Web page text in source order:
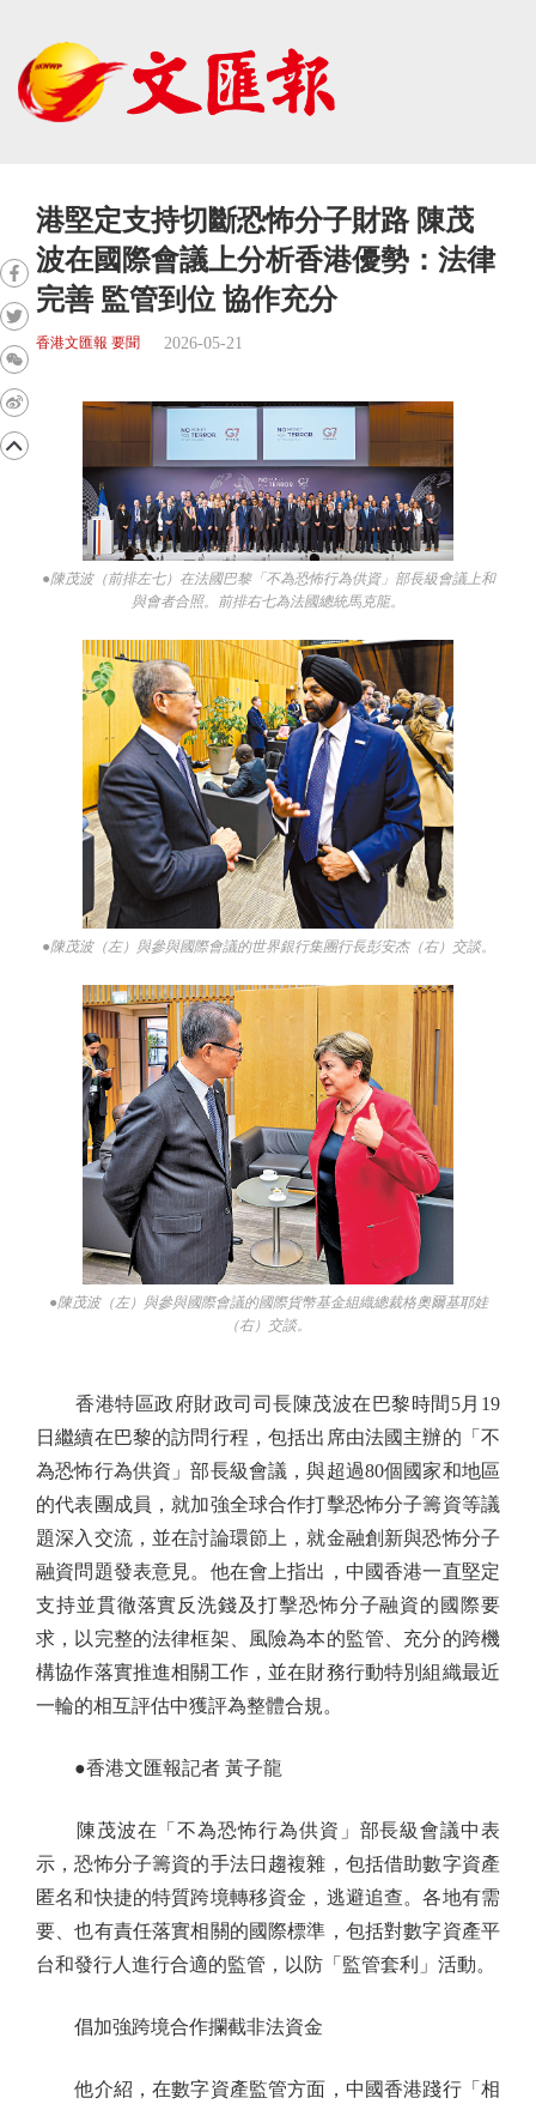
港堅定支持切斷恐怖分子財路 陳茂
波在國際會議上分析香港優勢：法律
完善 監管到位 協作充分
香港文匯報 要聞 2026-05-21
●陳茂波（前排左七）在法國巴黎「不為恐怖行為供資」部長級會議上和
與會者合照。前排右七為法國總統馬克龍。
●陳茂波（左）與參與國際會議的世界銀行集團行長彭安杰（右）交談。
●陳茂波（左）與參與國際會議的國際貨幣基金組織總裁格奧爾基耶娃
（右）交談。
香港特區政府財政司司長陳茂波在巴黎時間5月19
日繼續在巴黎的訪問行程，包括出席由法國主辦的「不
為恐怖行為供資」部長級會議，與超過80個國家和地區
的代表團成員，就加強全球合作打擊恐怖分子籌資等議
題深入交流，並在討論環節上，就金融創新與恐怖分子
融資問題發表意見。他在會上指出，中國香港一直堅定
支持並貫徹落實反洗錢及打擊恐怖分子融資的國際要
求，以完整的法律框架、風險為本的監管、充分的跨機
構協作落實推進相關工作，並在財務行動特別組織最近
一輪的相互評估中獲評為整體合規。
●香港文匯報記者 黃子龍
陳茂波在「不為恐怖行為供資」部長級會議中表
示，恐怖分子籌資的手法日趨複雜，包括借助數字資產
匿名和快捷的特質跨境轉移資金，逃避追查。各地有需
要、也有責任落實相關的國際標準，包括對數字資產平
台和發行人進行合適的監管，以防「監管套利」活動。
倡加強跨境合作攔截非法資金
他介紹，在數字資產監管方面，中國香港踐行「相